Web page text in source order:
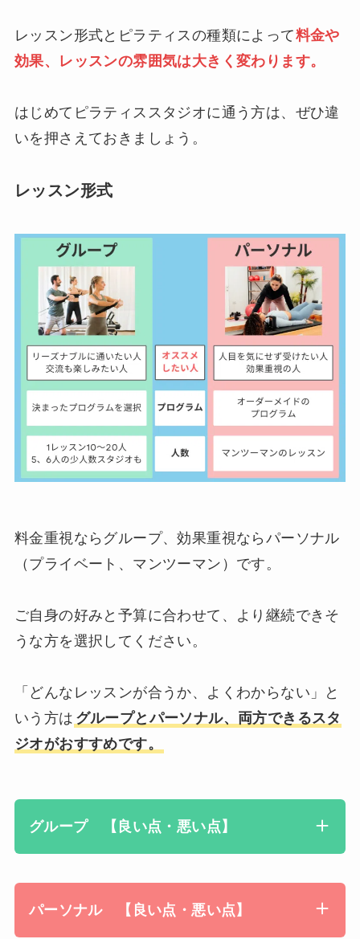
レッスン形式とピラティスの種類によって料金や
効果、レッスンの雰囲気は大きく変わります。
はじめてピラティススタジオに通う方は、ぜひ違
いを押さえておきましょう。
レッスン形式
料金重視ならグループ、効果重視ならパーソナル
（プライベート、マンツーマン）です。
ご自身の好みと予算に合わせて、より継続できそ
うな方を選択してください。
「どんなレッスンが合うか、よくわからない」と
いう方は グループとパーソナル、両方できるスタ
ジオがおすすめです。
グループ 【良い点・悪い点】
パーソナル 【良い点・悪い点】